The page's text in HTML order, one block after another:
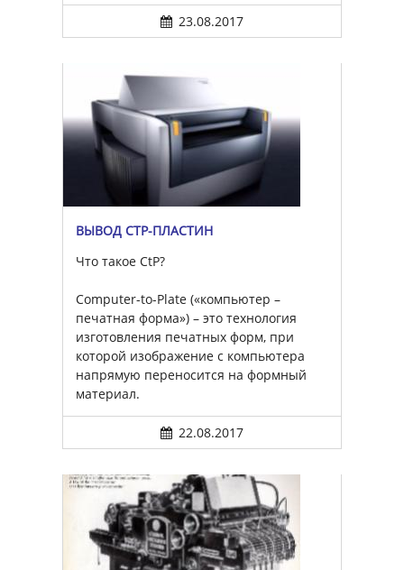
23.08.2017
ВЫВОД CTP-ПЛАСТИН
Что такое CtP?
Computer-to-Plate («компьютер –
печатная форма») – это технология
изготовления печатных форм, при
которой изображение с компьютера
напрямую переносится на формный
материал.
22.08.2017